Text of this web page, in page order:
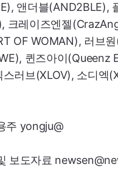
앤더블(AND2BLE),
크레이즈엔젤
OF WOMAN), 러브
퀸즈아이(Queenz
러브(XLOV), 소디엑
주 yongju@
보도자료